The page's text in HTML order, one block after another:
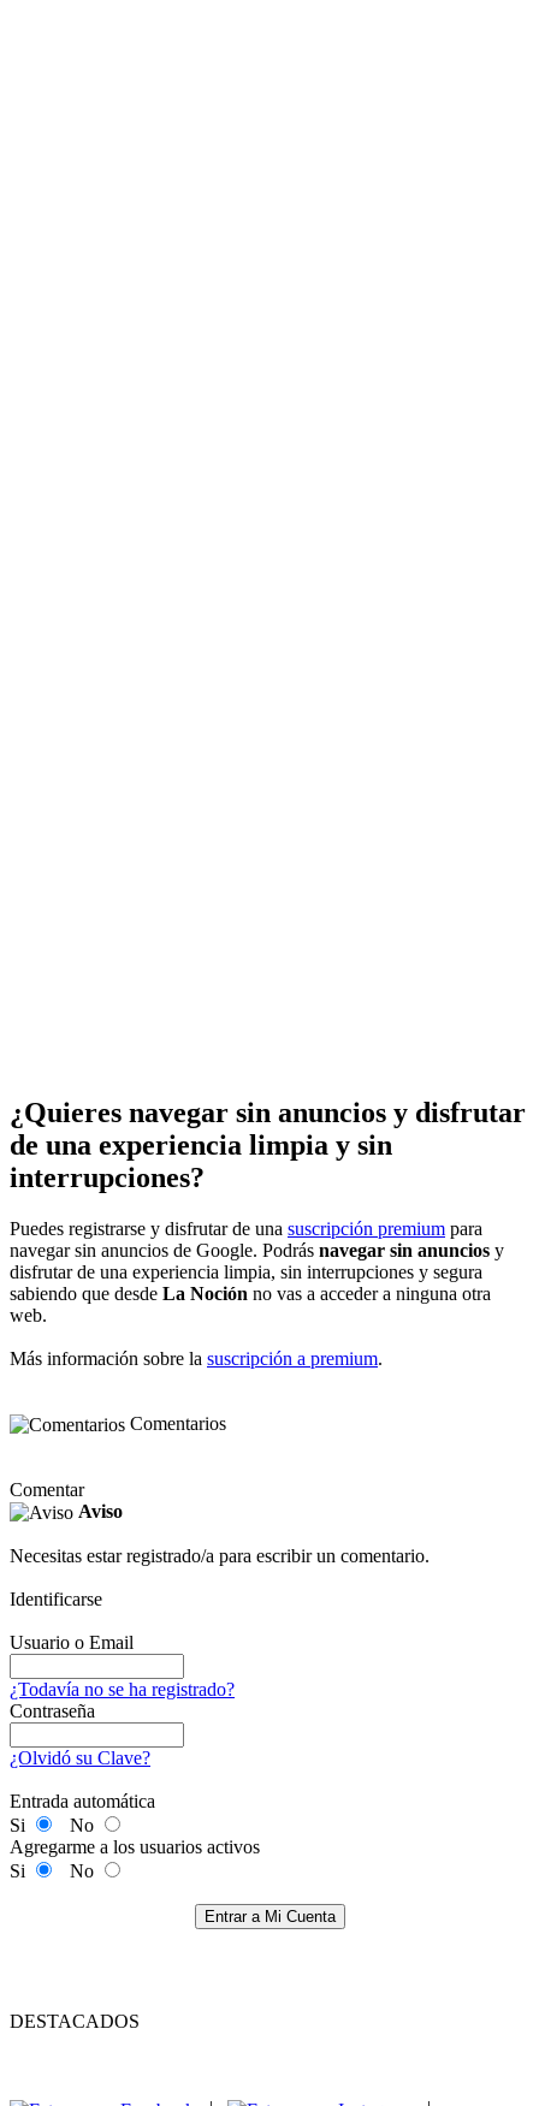
¿Quieres navegar sin anuncios y disfrutar
de una experiencia limpia y sin
interrupciones?
Puedes registrarse y disfrutar de una suscripción premium para
navegar sin anuncios de Google. Podrás navegar sin anuncios y
disfrutar de una experiencia limpia, sin interrupciones y segura
sabiendo que desde La Noción no vas a acceder a ninguna otra
web.
Más información sobre la suscripción a premium.
Comentarios
Comentar
Aviso
Necesitas estar registrado/a para escribir un comentario.
Identificarse
Usuario o Email
¿Todavía no se ha registrado?
Contraseña
¿Olvidó su Clave?
Entrada automática
Si
No
Agregarme a los usuarios activos
Si
No
Entrar a Mi Cuenta
DESTACADOS